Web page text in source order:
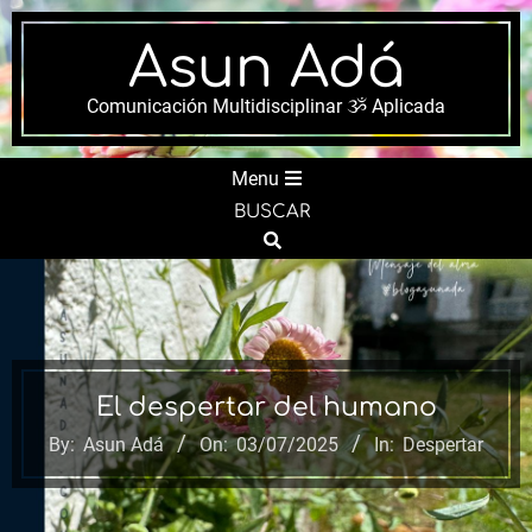
Skip
to
content
Asun Adá
Comunicación Multidisciplinar ૐ Aplicada
Menu
BUSCAR
Search
El despertar del humano
By: Asun Adá On: 03/07/2025 In: Despertar